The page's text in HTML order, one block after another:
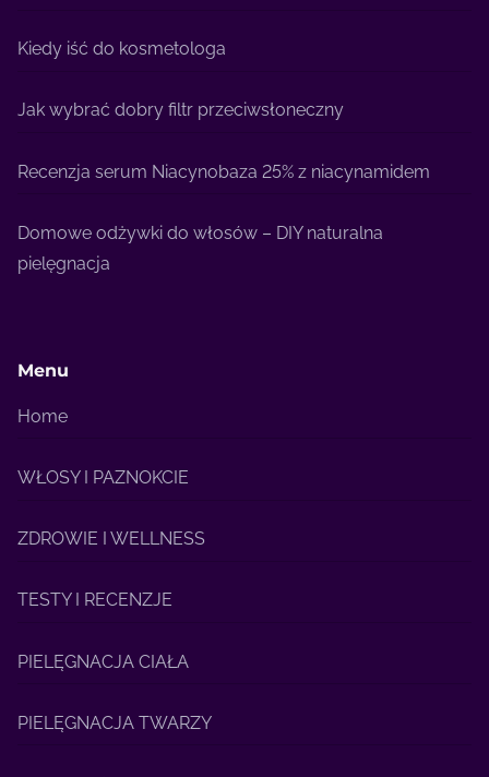
Kiedy iść do kosmetologa
Jak wybrać dobry filtr przeciwsłoneczny
Recenzja serum Niacynobaza 25% z niacynamidem
Domowe odżywki do włosów – DIY naturalna
pielęgnacja
Menu
Home
WŁOSY I PAZNOKCIE
ZDROWIE I WELLNESS
TESTY I RECENZJE
PIELĘGNACJA CIAŁA
PIELĘGNACJA TWARZY